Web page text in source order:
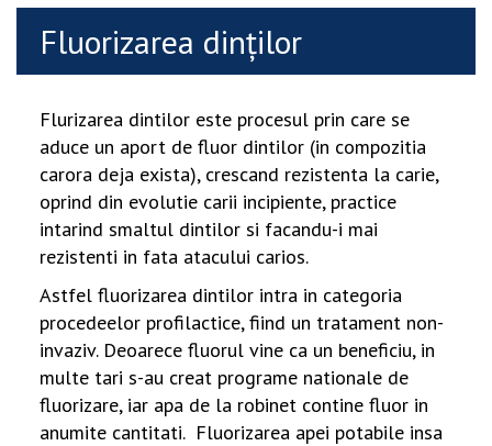
Fluorizarea dinţilor
Flurizarea dintilor este procesul prin care se
aduce un aport de fluor dintilor (in compozitia
carora deja exista), crescand rezistenta la carie,
oprind din evolutie carii incipiente, practice
intarind smaltul dintilor si facandu-i mai
rezistenti in fata atacului carios.
Astfel fluorizarea dintilor intra in categoria
procedeelor profilactice, fiind un tratament non-
invaziv. Deoarece fluorul vine ca un beneficiu, in
multe tari s-au creat programe nationale de
fluorizare, iar apa de la robinet contine fluor in
anumite cantitati. Fluorizarea apei potabile insa